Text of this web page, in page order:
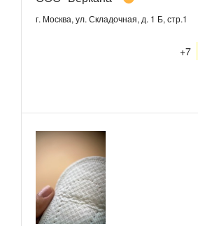
г. Москва, ул. Складочная, д. 1 Б, стр.1
+7